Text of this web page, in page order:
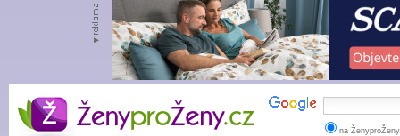
ŽenyproŽeny.cz
na